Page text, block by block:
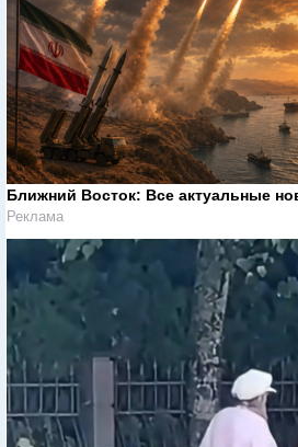
Ближний Восток: Все актуальные
Реклама